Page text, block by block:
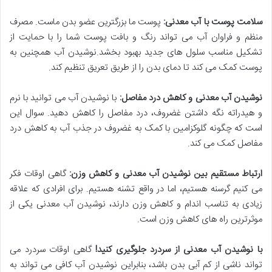
سلامت پوست با آب معدنی: پوست ما بزرگترین عضو بدن ماست. مصرف
منظم و فراوان آب می تواند رنگ و بافت پوست شما را با حمایت از
تشکیل مناسب سلول های جدید بهبود بخشد.نوشیدن آب همچنین به
پوست کمک می کند تا دمای بدن را از طریق تعریق تنظیم کند.
نوشیدن آب معدنی و کاهش درد مفاصل: با نوشیدن آب می توانید با نرم
و هیدراته نگه داشتن غضروف، درد مفاصل را کاهش دهید. سوال این
است که چگونه گلوکزامین با کمک به غضروف در جذب آب به کاهش درد
مفاصل کمک می کند.
ارتباط مستقیم بین نوشیدن آب معدنی و کاهش وزن:گاهی اوقات فکر
می کنیم گرسنه هستیم، اما در واقع تشنه هستیم. برای افرادی که علاقه
زیادی به تناسب اندام و کاهش وزن دارند، نوشیدن آب معدنی یکی از
موثرترین راه های کاهش وزن است.
با نوشیدن آب معدنی از سردرد جلوگیری کنید!گاهی اوقات سردرد می
تواند ناشی از کم آبی بدن باشد، بنابراین نوشیدن آب کافی می تواند به